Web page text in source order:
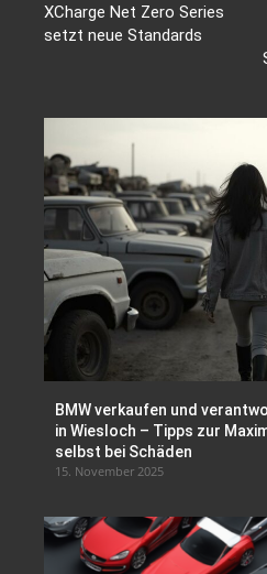
XCharge Net Zero Series
setzt neue Standards
BMW verkaufen und
in Wiesloch – Tipps zur
selbst bei Schäden
15. November 2025